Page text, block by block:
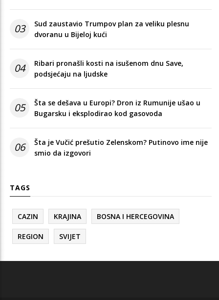
03
Sud zaustavio Trumpov plan za veliku plesnu
dvoranu u Bijeloj kući
04
Ribari pronašli kosti na isušenom dnu Save,
podsjećaju na ljudske
05
Šta se dešava u Europi? Dron iz Rumunije ušao u
Bugarsku i eksplodirao kod gasovoda
06
Šta je Vučić prešutio Zelenskom? Putinovo ime nije
smio da izgovori
TAGS
CAZIN KRAJINA BOSNA I HERCEGOVINA
REGION SVIJET